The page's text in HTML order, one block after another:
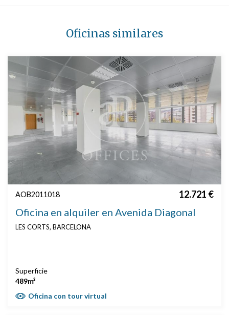
Oficinas similares
AOB2011018 12.721 €
Oficina en alquiler en Avenida Diagonal
LES CORTS, BARCELONA
Superficie
489m²
Oficina con tour virtual